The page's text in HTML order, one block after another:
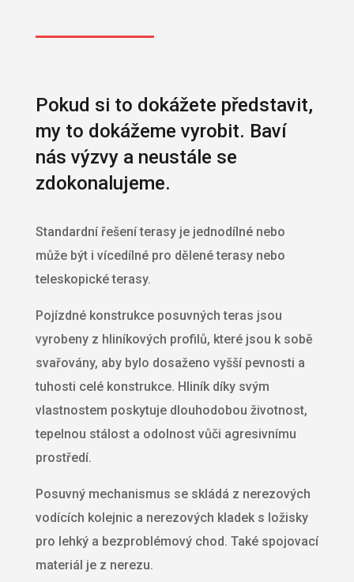
Pokud si to dokážete představit,
my to dokážeme vyrobit. Baví
nás výzvy a neustále se
zdokonalujeme.
Standardní řešení terasy je jednodílné nebo
může být i vícedílné pro dělené terasy nebo
teleskopické terasy.
Pojízdné konstrukce posuvných teras jsou
vyrobeny z hliníkových profilů, které jsou k sobě
svařovány, aby bylo dosaženo vyšší pevnosti a
tuhosti celé konstrukce. Hliník díky svým
vlastnostem poskytuje dlouhodobou životnost,
tepelnou stálost a odolnost vůči agresivnímu
prostředí.
Posuvný mechanismus se skládá z nerezových
vodících kolejnic a nerezových kladek s ložisky
pro lehký a bezproblémový chod. Také spojovací
materiál je z nerezu.